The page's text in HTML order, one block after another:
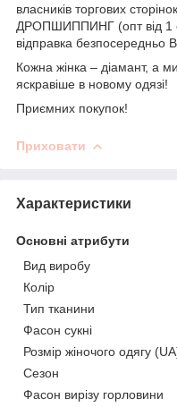
власників торгових
ДРОПШИППИНГ (опт від 1
відправка безпосередньо
Кожна жінка – діамант, а
яскравіше в новому одязі!
Приємних покупок!
Приховати
Характеристики
Основні атрибути
Вид виробу
Колір
Тип тканини
Фасон сукні
Розмір жіночого одягу
Сезон
Фасон вирізу горловини